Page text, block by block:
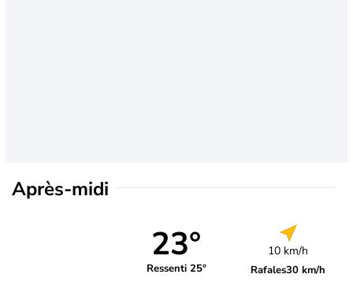
Après-midi
23°
Ressenti 25°
10 km/h
Rafales30 km/h